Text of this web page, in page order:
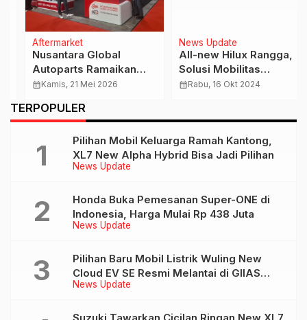
Aftermarket
Nusantara Global
Autoparts Ramaikan
INAPA 2026, Fokus
Genuine Spare Parts
Kamis, 21 Mei 2026
News Update
All-new Hilux Rangga,
Solusi Mobilitas
Serbaguna dan Handal
Rabu, 16 Okt 2024
TERPOPULER
News Update
Pilihan Mobil Keluarga Ramah Kantong,
XL7 New Alpha Hybrid Bisa Jadi Pilihan
News Update
Honda Buka Pemesanan Super-ONE di
Indonesia, Harga Mulai Rp 438 Juta
News Update
Pilihan Baru Mobil Listrik Wuling New
Cloud EV SE Resmi Melantai di GIIAS
2026